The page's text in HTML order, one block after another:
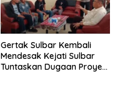
Gertak Sulbar Kembali
Mendesak Kejati Sulbar
Tuntaskan Dugaan Proyek